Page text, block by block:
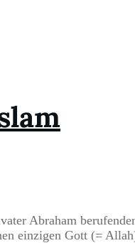
Abraham
einzigen Gott (=